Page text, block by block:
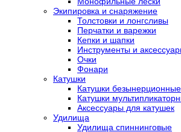
Экипировка и снаряжение
Толстовки и лонгсливы
Перчатки и варежки
Кепки и шапки
Инструменты и
Очки
Фонари
Катушки
Катушки безынерционные
Катушки
Аксессуары для катушек
Удилища
Удилища спиннинговые